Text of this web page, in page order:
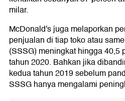
milar.
McDonald's juga melaporkan
penjualan di tiap toko atau
(SSSG) meningkat hingga 40,5
tahun 2020. Bahkan jika
kedua tahun 2019 sebelum
SSSG hanya mengalami